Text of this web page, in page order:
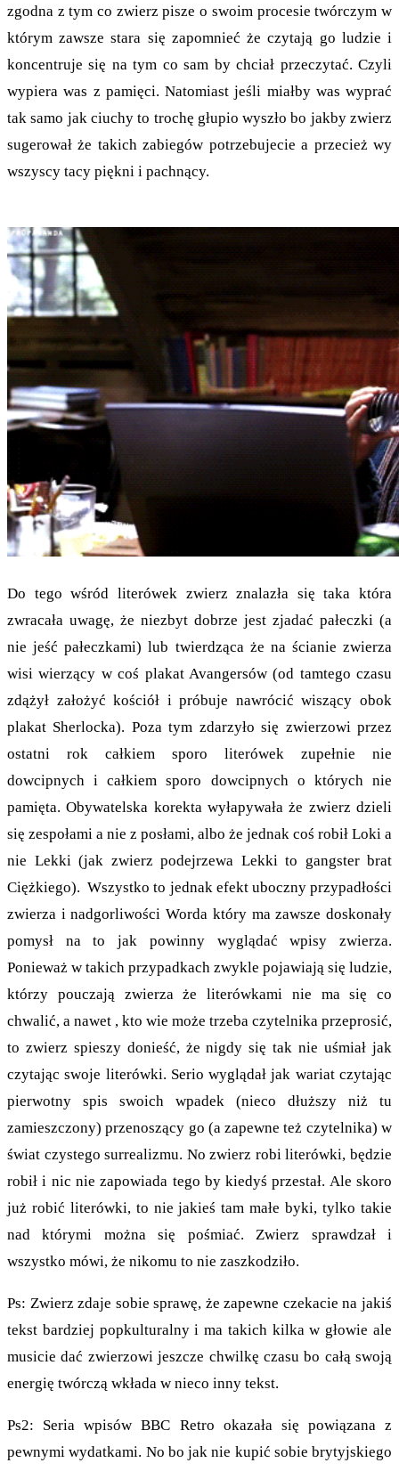
zgodna z tym co zwierz pisze o swoim procesie twórczym w
którym zawsze stara się zapomnieć że czytają go ludzie i
koncentruje się na tym co sam by chciał przeczytać. Czyli
wypiera was z pamięci. Natomiast jeśli miałby was wyprać
tak samo jak ciuchy to trochę głupio wyszło bo jakby zwierz
sugerował że takich zabiegów potrzebujecie a przecież wy
wszyscy tacy piękni i pachnący.
Do tego wśród literówek zwierz znalazła się taka która
zwracała uwagę, że niezbyt dobrze jest zjadać pałeczki (a
nie jeść pałeczkami) lub twierdząca że na ścianie zwierza
wisi wierzący w coś plakat Avangersów (od tamtego czasu
zdążył założyć kościół i próbuje nawrócić wiszący obok
plakat Sherlocka). Poza tym zdarzyło się zwierzowi przez
ostatni rok całkiem sporo literówek zupełnie nie
dowcipnych i całkiem sporo dowcipnych o których nie
pamięta. Obywatelska korekta wyłapywała że zwierz dzieli
się zespołami a nie z posłami, albo że jednak coś robił Loki a
nie Lekki (jak zwierz podejrzewa Lekki to gangster brat
Ciężkiego). Wszystko to jednak efekt uboczny przypadłości
zwierza i nadgorliwości Worda który ma zawsze doskonały
pomysł na to jak powinny wyglądać wpisy zwierza.
Ponieważ w takich przypadkach zwykle pojawiają się ludzie,
którzy pouczają zwierza że literówkami nie ma się co
chwalić, a nawet , kto wie może trzeba czytelnika przeprosić,
to zwierz spieszy donieść, że nigdy się tak nie uśmiał jak
czytając swoje literówki. Serio wyglądał jak wariat czytając
pierwotny spis swoich wpadek (nieco dłuższy niż tu
zamieszczony) przenoszący go (a zapewne też czytelnika) w
świat czystego surrealizmu. No zwierz robi literówki, będzie
robił i nic nie zapowiada tego by kiedyś przestał. Ale skoro
już robić literówki, to nie jakieś tam małe byki, tylko takie
nad którymi można się pośmiać. Zwierz sprawdzał i
wszystko mówi, że nikomu to nie zaszkodziło.
Ps: Zwierz zdaje sobie sprawę, że zapewne czekacie na jakiś
tekst bardziej popkulturalny i ma takich kilka w głowie ale
musicie dać zwierzowi jeszcze chwilkę czasu bo całą swoją
energię twórczą wkłada w nieco inny tekst.
Ps2: Seria wpisów BBC Retro okazała się powiązana z
pewnymi wydatkami. No bo jak nie kupić sobie brytyjskiego